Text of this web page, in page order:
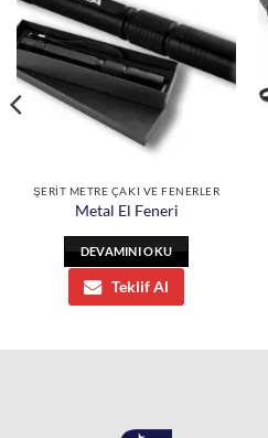
ŞERİT METRE ÇAKI VE FENERLER
Metal El Feneri
DEVAMINI OKU
Teklif Al